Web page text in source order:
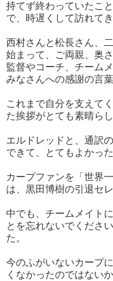
持てず終わっていたこ
で、時遅くして訪れて
西村さんと松長さん、
始まって、ご両親、奥
監督やコーチ、チーム
みなさんへの感謝の言葉
これまで自分を支えて
た挨拶がとても素晴らし
エルドレッドと、通訳
できて、とてもよかった
カープファンを「世界
は、黒田博樹の引退セ
中でも、チームメイト
とを忘れないでくださ
た。
今のふがいないカープ
くなかったのではない